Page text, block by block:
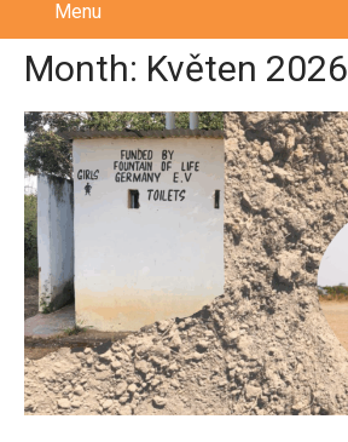
Menu
Month: Květen 2026